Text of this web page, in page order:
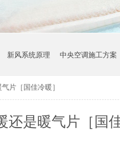
新风系统原理 中央空调施工方案
片［国佳冷暖］
还是暖气片［国